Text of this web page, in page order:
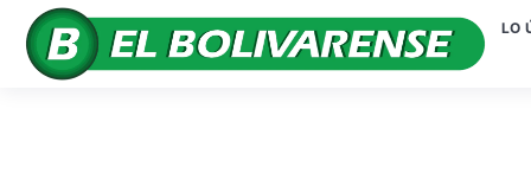
LO